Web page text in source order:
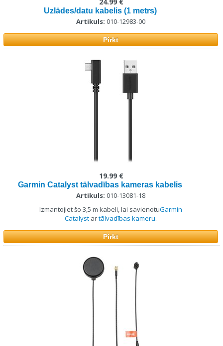
Uzlādes/datu kabelis (1 metrs)
Artikuls: 010-12983-00
Pirkt
Garmin Catalyst tālvadības kameras kabelis
Artikuls: 010-13081-18
Izmantojiet šo 3,5 m kabeli, lai savienotuGarmin
Catalystartālvadības kameru.
19.99 €
Pirkt